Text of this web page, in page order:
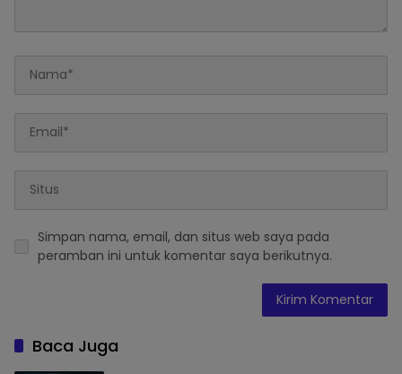
Simpan nama, email, dan situs web saya pada
peramban ini untuk komentar saya berikutnya.
Baca Juga